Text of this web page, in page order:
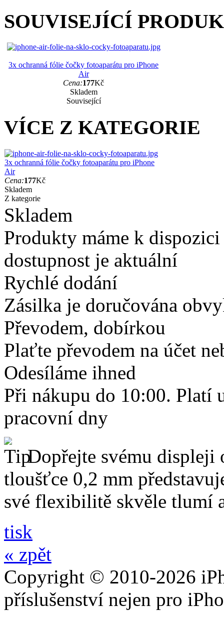
SOUVISEJÍCÍ
3x ochranná fólie čočky fotoaparátu pro iPhone
Air
Cena:177Kč
Skladem
Související
VÍCE Z KATEGORIE
3x ochranná fólie čočky fotoaparátu pro iPhone
Air
Cena:177Kč
Skladem
Z kategorie
Skladem
Produkty máme k
dostupnost je aktuální
Rychlé dodání
Zásilka je doručována
Převodem, dobírkou
Plaťte převodem na účet
Odesíláme ihned
Při nákupu do 10:00. Platí
pracovní dny
Dopřejte svému displeji
tloušťce 0,2 mm
své flexibilitě skvěle tlumí
tisk
« zpět
Copyright © 2010-2026
příslušenství nejen pro